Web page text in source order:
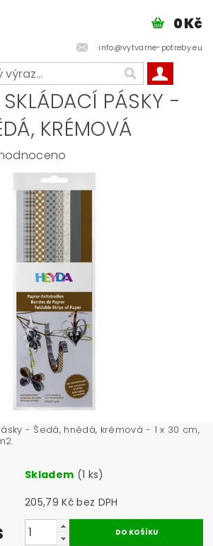
info@vytvarne-potreby.eu
0 Kč
SKLÁDACÍ PÁSKY -
KRÉMOVÁ
- Šedá, hnědá, krémová - 1 x 30 cm,
Skladem (1 ks)
205,79 Kč bez DPH